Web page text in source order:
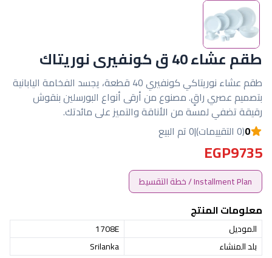
طقم عشاء 40 ق كونفيرى نوريتاك
طقم عشاء نوريتاكي كونفيري 40 قطعة، يجسد الفخامة اليابانية
بتصميم عصري راقٍ. مصنوع من أرقى أنواع البورسلين بنقوش
رقيقة تضفي لمسة من الأناقة والتميز على مائدتك.
0(0 التقييمات) |0 تم البيع
EGP9735
Installment Plan / خطة التقسيط
معلومات المنتج
الموديل
1708E
بلد المنشاء
Srilanka